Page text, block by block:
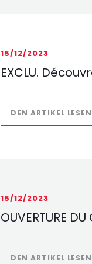
EXCLU.
15/12/2023
DEN ARTIKEL LESEN
OUVERTURE
15/12/2023
DEN ARTIKEL LESEN